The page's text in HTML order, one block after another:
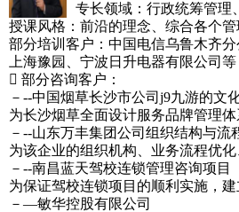
专长领域：行政统筹管理
授课风格：前沿的理念、综合各个
部分培训客户：中国电信乌鲁木齐
上海豫园、宁波日升电器有限公司等
 部分咨询客户：
－--中国烟草长沙市公司j9九游的文
为长沙烟草全面设计服务品牌管理体
－--山东万丰集团公司组织结构与流
为该企业的组织机构、业务流程优
－--南昌蓝天驾校连锁管理咨询项目
为保证驾校连锁项目的顺利实施，
－—敏华控股有限公司